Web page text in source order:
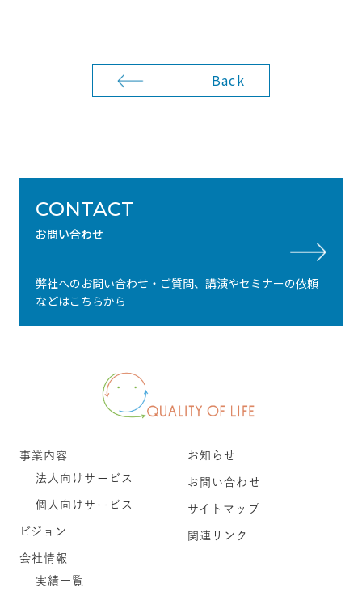
Back
CONTACT
お問い合わせ
弊社へのお問い合わせ・ご質問、講演やセミナーの依頼
などはこちらから
事業内容
法人向けサービス
個人向けサービス
ビジョン
会社情報
実績一覧
お知らせ
お問い合わせ
サイトマップ
関連リンク